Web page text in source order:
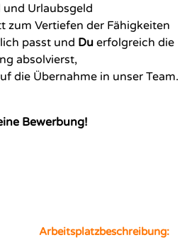
Urlaubsgeld
zum Vertiefen der Fähigkeiten
passt und Du erfolgreich die
absolvierst,
die Übernahme in unser Team.
Bewerbung!
Arbeitsplatzbeschreibung: